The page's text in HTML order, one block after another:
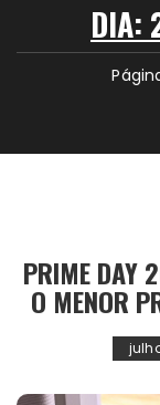
DIA:
PRIME DAY
O MENOR